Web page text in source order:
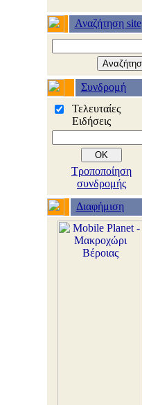
Αναζήτηση site
Συνδρομή
Τελευταίες
Ειδήσεις
Τροποποίηση
συνδρομής
Διαφήμιση